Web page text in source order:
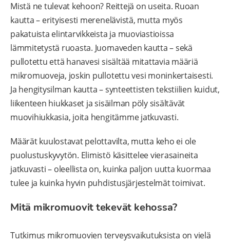
Mistä ne tulevat kehoon? Reittejä on useita. Ruoan
kautta – erityisesti merenelävistä, mutta myös
pakatuista elintarvikkeista ja muoviastioissa
lämmitetystä ruoasta. Juomaveden kautta – sekä
pullotettu että hanavesi sisältää mitattavia määriä
mikromuoveja, joskin pullotettu vesi moninkertaisesti.
Ja hengitysilman kautta – synteettisten tekstiilien kuidut,
liikenteen hiukkaset ja sisäilman pöly sisältävät
muovihiukkasia, joita hengitämme jatkuvasti.
Määrät kuulostavat pelottavilta, mutta keho ei ole
puolustuskyvytön. Elimistö käsittelee vierasaineita
jatkuvasti – oleellista on, kuinka paljon uutta kuormaa
tulee ja kuinka hyvin puhdistusjärjestelmät toimivat.
Mitä mikromuovit tekevät kehossa?
Tutkimus mikromuovien terveysvaikutuksista on vielä